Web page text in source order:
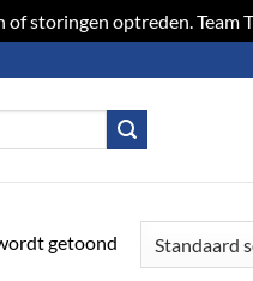
storingen optreden. Team
getoond